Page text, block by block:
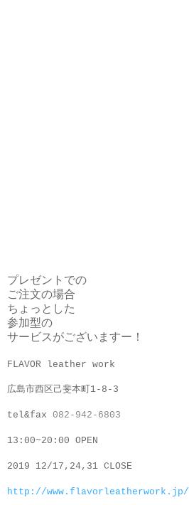
プレゼントでの
ご注文の場合
ちょっとした
参加型の
サービスがございますー！
FLAVOR leather work
広島市西区己斐本町1-8-3
tel&fax 082-942-6803
13:00~20:00 OPEN
2019 12/17,24,31 CLOSE
http://www.flavorleatherwork.jp/